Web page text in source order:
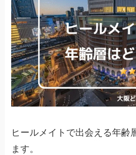
ヒールメイトで出会える年齢
ます。